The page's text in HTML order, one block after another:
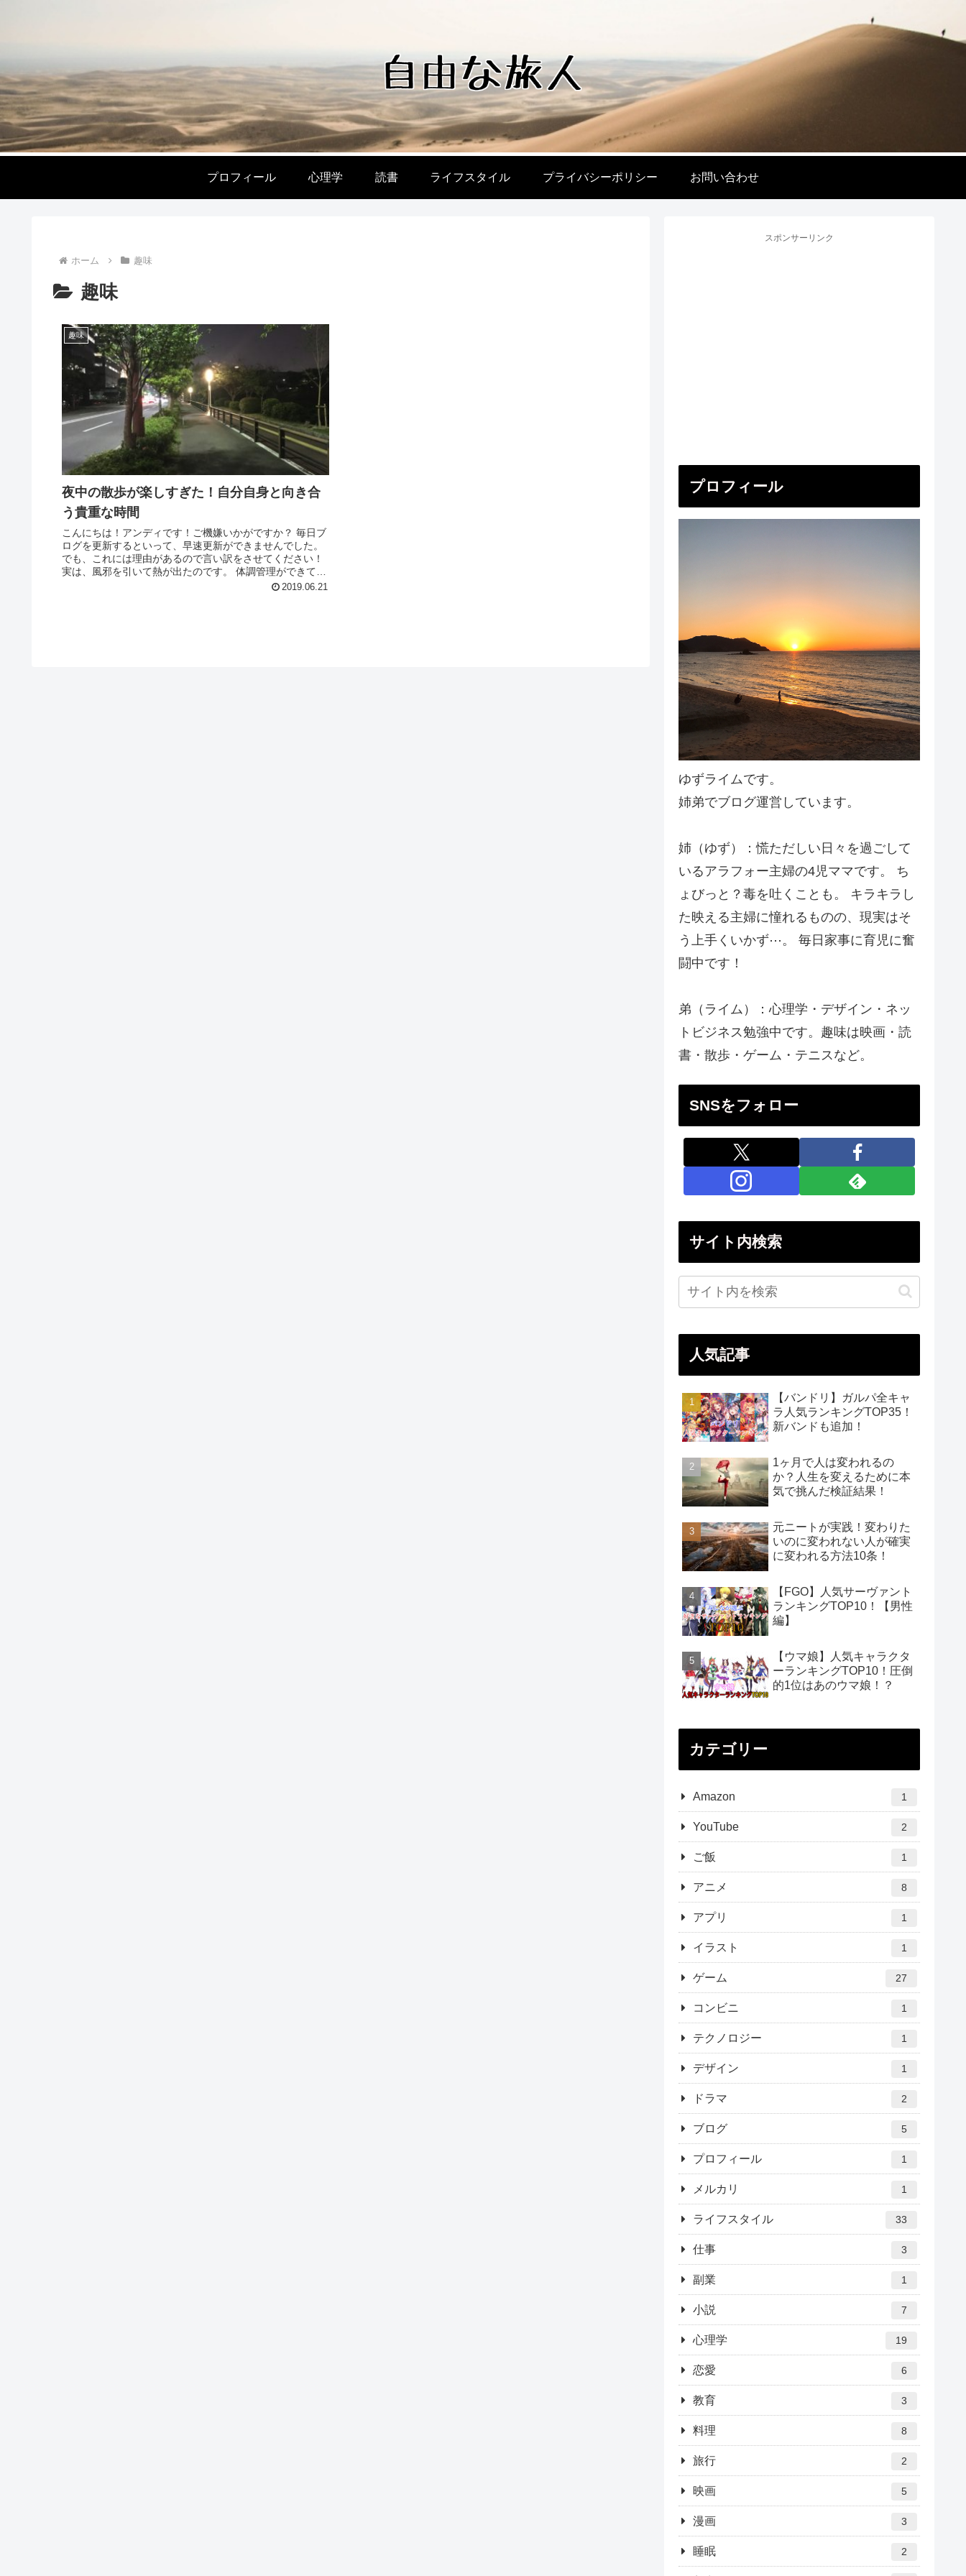
プロフィール 心理学 読書 ライフスタイル プライバシーポリシー お問い合わせ
ホーム 趣味
趣味
趣味
夜中の散歩が楽しすぎた！自分自身と向き合
う貴重な時間
こんにちは！アンディです！ご機嫌いかがですか？ 毎日ブ
ログを更新するといって、早速更新ができませんでした。
でも、これには理由があるので言い訳をさせてください！
実は、風邪を引いて熱が出たのです。 体調管理ができてな
2019.06.21
スポンサーリンク
プロフィール
ゆずライムです。
姉弟でブログ運営しています。
姉（ゆず）：慌ただしい日々を過ごして
いるアラフォー主婦の4児ママです。 ち
ょびっと？毒を吐くことも。 キラキラし
た映える主婦に憧れるものの、現実はそ
う上手くいかず⋯。 毎日家事に育児に奮
闘中です！
弟（ライム）：心理学・デザイン・ネッ
トビジネス勉強中です。趣味は映画・読
書・散歩・ゲーム・テニスなど。
SNSをフォロー
サイト内検索
人気記事
【バンドリ】ガルパ全キャ
ラ人気ランキングTOP35！
新バンドも追加！
1ヶ月で人は変われるの
か？人生を変えるために本
気で挑んだ検証結果！
元ニートが実践！変わりた
いのに変われない人が確実
に変われる方法10条！
【FGO】人気サーヴァント
ランキングTOP10！【男性
編】
【ウマ娘】人気キャラクタ
ーランキングTOP10！圧倒
的1位はあのウマ娘！？
カテゴリー
Amazon 1
YouTube 2
ご飯 1
アニメ 8
アプリ 1
イラスト 1
ゲーム 27
コンビニ 1
テクノロジー 1
デザイン 1
ドラマ 2
ブログ 5
プロフィール 1
メルカリ 1
ライフスタイル 33
仕事 3
副業 1
小説 7
心理学 19
恋愛 6
教育 3
料理 8
旅行 2
映画 5
漫画 3
睡眠 2